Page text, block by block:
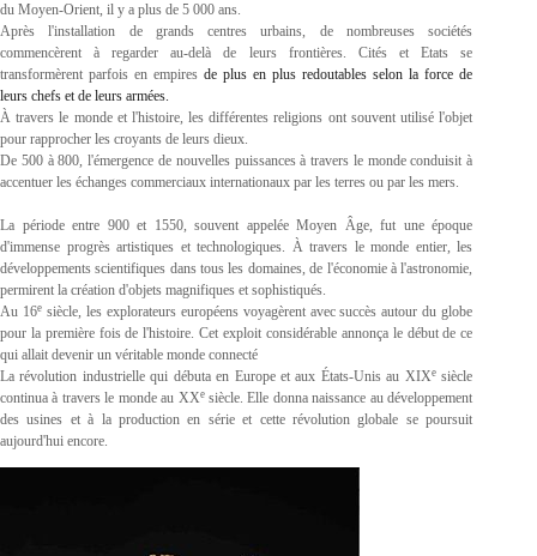
du Moyen-Orient, il y a plus de 5 000 ans.
Après l'installation de grands centres urbains, de nombreuses sociétés
commencèrent à regarder au-delà de leurs frontières. Cités et Etats se
transformèrent parfois en empires de plus en plus redoutables selon la force de
leurs chefs et de leurs armées.
À travers le monde et l'histoire, les différentes religions ont souvent utilisé l'objet
pour rapprocher les croyants de leurs dieux.
De 500 à 800, l'émergence de nouvelles puissances à travers le monde conduisit à
accentuer les échanges commerciaux internationaux par les terres ou par les mers.
La période entre 900 et 1550, souvent appelée Moyen Âge, fut une époque
d'immense progrès artistiques et technologiques. À travers le monde entier, les
développements scientifiques dans tous les domaines, de l'économie à l'astronomie,
permirent la création d'objets magnifiques et sophistiqués.
Au 16esiècle, les explorateurs européens voyagèrent avec succès autour du globe
pour la première fois de l'histoire. Cet exploit considérable annonça le début de ce
qui allait devenir un véritable monde connecté
La révolution industrielle qui débuta en Europe et aux États-Unis au XIXesiècle
continua à travers le monde au XXesiècle. Elle donna naissance au développement
des usines et à la production en série et cette révolution globale se poursuit
aujourd'hui encore.